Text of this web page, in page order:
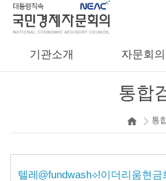
기관소개 자문회
통합
통
텔레@fundwash⟡ǃ이더리움현